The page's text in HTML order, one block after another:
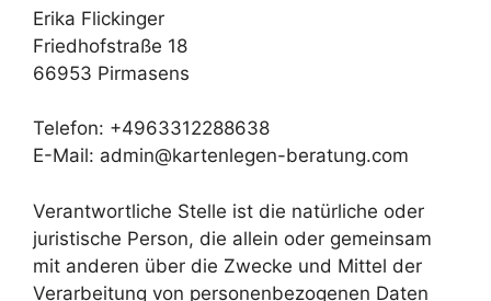
Erika Flickinger
Friedhofstraße 18
66953 Pirmasens
Telefon: +4963312288638
E-Mail: admin@kartenlegen-beratung.com
Verantwortliche Stelle ist die natürliche oder
juristische Person, die allein oder gemeinsam
mit anderen über die Zwecke und Mittel der
Verarbeitung von personenbezogenen Daten